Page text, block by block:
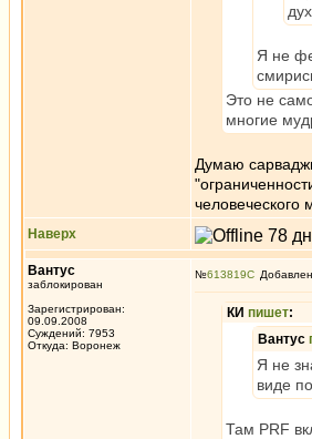
Я не
Это не
многие
Думаю
человеческого
Наверх
Вантус
заблокирован
Зарегистрирован:
09.09.2008
Суждений: 7953
Откуда: Воронеж
№613819
КИ пишет:
Вантус
Я не
виде
Там PRF